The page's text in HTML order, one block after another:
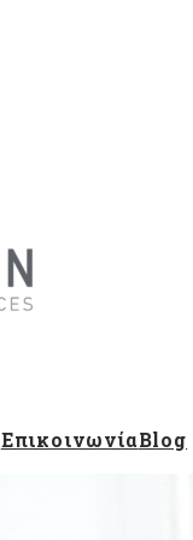
ΕπικοινωνίαBlog